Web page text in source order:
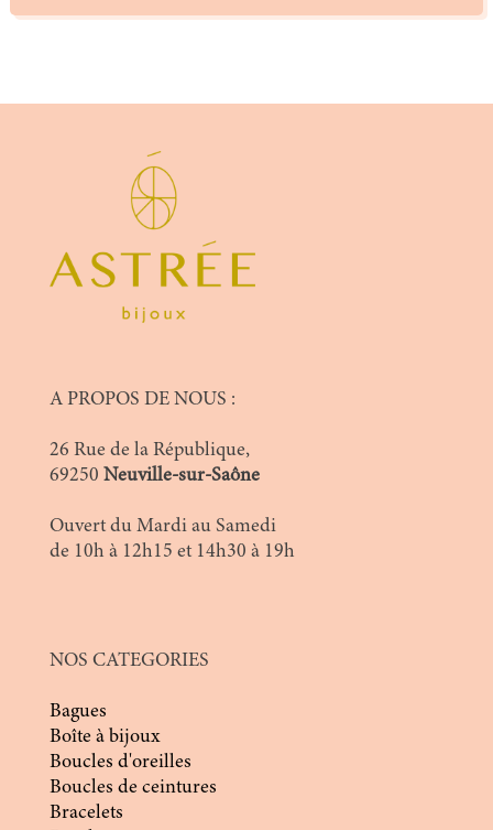
A PROPOS DE NOUS :
26 Rue de la République,
69250 Neuville-sur-Saône
Ouvert du Mardi au Samedi
de 10h à 12h15 et 14h30 à 19h
NOS CATEGORIES
Bagues
Boîte à bijoux
Boucles d'oreilles
Boucles de ceintures
Bracelets